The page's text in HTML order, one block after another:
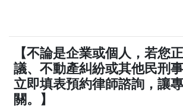
【不論是企業或個人，若您
議、不動產糾紛或其他民刑
立即填表預約律師諮詢，讓
關。】